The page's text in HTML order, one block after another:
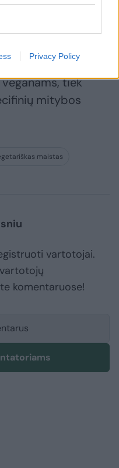
Privacy Policy
glotnučiais,
ir glitimo,
tiek
mitybos
maistas
vartotojai.
komentaruose!